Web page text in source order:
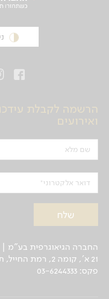
הרשמה לקבלת
ואירועים
שם מלא
דואר אלקטרוני
פקס: 03-6244333